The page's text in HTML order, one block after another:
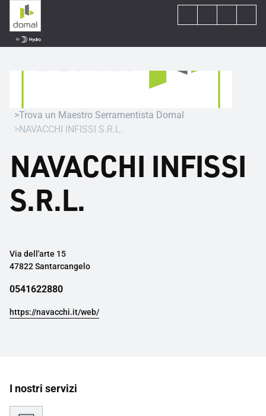
Trova un Maestro Serramentista Domal
NAVACCHI INFISSI S.R.L.
NAVACCHI INFISSI
S.R.L.
Via dell'arte 15
47822 Santarcangelo
0541622880
https://navacchi.it/web/
I nostri servizi